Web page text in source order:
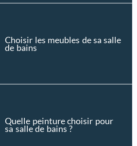
Choisir les meubles de sa salle
de bains
Quelle peinture choisir pour
sa salle de bains ?